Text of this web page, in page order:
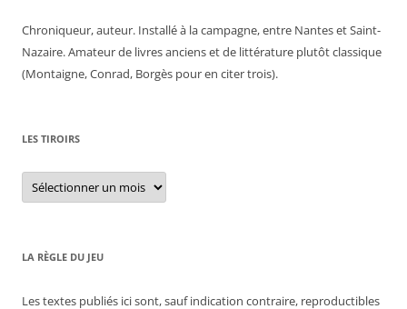
Chroniqueur, auteur. Installé à la campagne, entre Nantes et Saint-
Nazaire. Amateur de livres anciens et de littérature plutôt classique
(Montaigne, Conrad, Borgès pour en citer trois).
LES TIROIRS
Les
tiroirs
LA RÈGLE DU JEU
Les textes publiés ici sont, sauf indication contraire, reproductibles